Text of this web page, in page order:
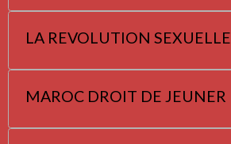
LA REVOLUTION SEXUELLE
MAROC DROIT DE JEUNER